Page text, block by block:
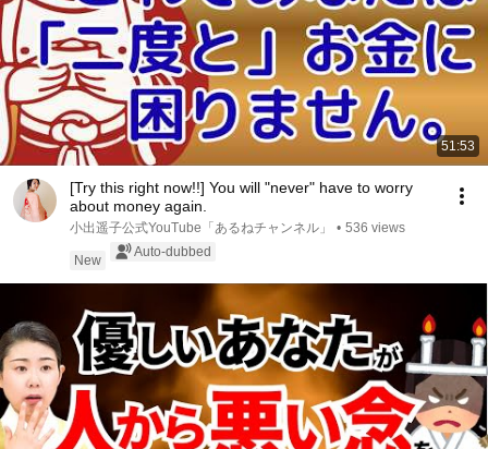
51:53
[Try this right now!!] You will "never" have to worry
about money again.
小出遥子公式YouTube「あるねチャンネル」 • 536 views
New
Auto-dubbed